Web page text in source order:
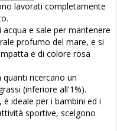
lavorati completamente
e sale per mantenere
profumo del mare, e si
e di colore rosa
ricercano un
(inferiore all'1%).
ideale per i bambini ed i
sportive, scelgono